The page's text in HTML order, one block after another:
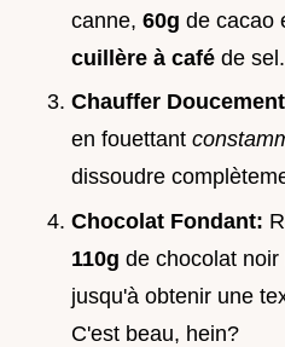
canne, 60g de cacao
cuillère à café de sel.
Chauffer
en fouettant
dissoudre
Chocolat Fondant:
110g de chocolat
jusqu'à obtenir une
C'est beau, hein?